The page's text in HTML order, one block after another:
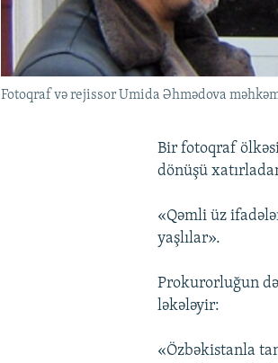
Fotoqraf və rejissor Umida Əhmədova
Bir fotoqraf
dönüşü
«Qəmli üz
yaşlılar».
Prokurorluğun
ləkələyir:
«Özbəkistanla